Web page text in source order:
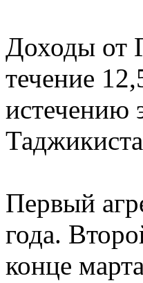
Доходы от
течение
истечению
Первый
года.
конце